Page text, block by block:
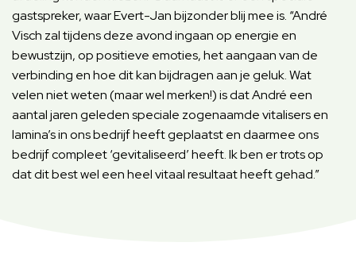
gastspreker, waar Evert-Jan bijzonder blij mee is. “André
Visch zal tijdens deze avond ingaan op energie en
bewustzijn, op positieve emoties, het aangaan van de
verbinding en hoe dit kan bijdragen aan je geluk. Wat
velen niet weten (maar wel merken!) is dat André een
aantal jaren geleden speciale zogenaamde vitalisers en
lamina’s in ons bedrijf heeft geplaatst en daarmee ons
bedrijf compleet ‘gevitaliseerd’ heeft. Ik ben er trots op
dat dit best wel een heel vitaal resultaat heeft gehad.”